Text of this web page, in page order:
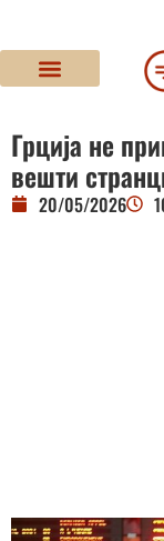
Грција не
вешти
20/05/2026